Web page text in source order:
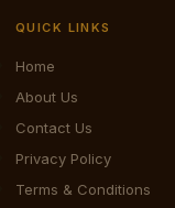
QUICK LINKS
Home
About Us
Contact Us
Privacy Policy
Terms & Conditions